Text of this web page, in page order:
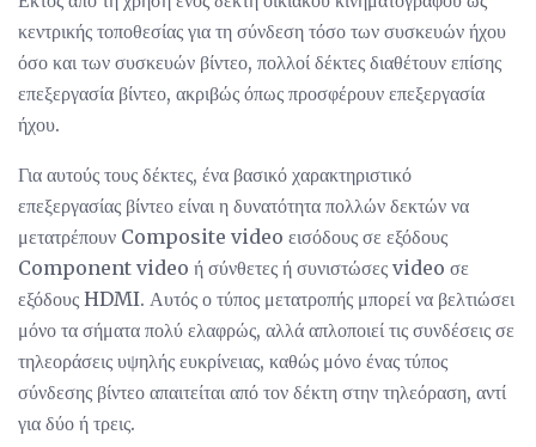
κεντρικής τοποθεσίας για τη σύνδεση τόσο των συσκευών ήχου
όσο και των συσκευών βίντεο, πολλοί δέκτες διαθέτουν επίσης
επεξεργασία βίντεο, ακριβώς όπως προσφέρουν επεξεργασία
ήχου.
Για αυτούς τους δέκτες, ένα βασικό χαρακτηριστικό
επεξεργασίας βίντεο είναι η δυνατότητα πολλών δεκτών να
μετατρέπουν Composite video εισόδους σε εξόδους
Component video ή σύνθετες ή συνιστώσες video σε
εξόδους HDMI. Αυτός ο τύπος μετατροπής μπορεί να βελτιώσει
μόνο τα σήματα πολύ ελαφρώς, αλλά απλοποιεί τις συνδέσεις σε
τηλεοράσεις υψηλής ευκρίνειας, καθώς μόνο ένας τύπος
σύνδεσης βίντεο απαιτείται από τον δέκτη στην τηλεόραση, αντί
για δύο ή τρεις.